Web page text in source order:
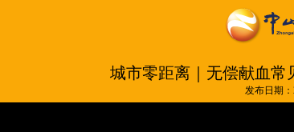
城市零距离｜无偿献血常
发布日期：